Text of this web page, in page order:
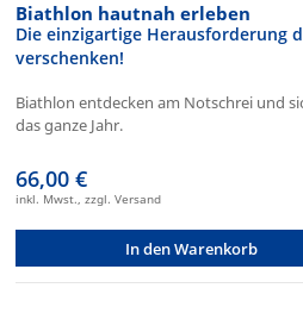
Biathlon hautnah erleben
Die einzigartige Herausforderung
verschenken!
Biathlon entdecken am Notschrei und
das ganze Jahr.
66,00 €
inkl. Mwst., zzgl. Versand
In den Warenkorb